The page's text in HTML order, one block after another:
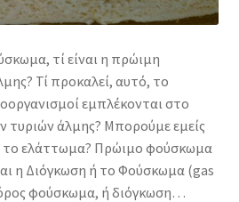
τί είναι η πρώιμη
Τί προκαλεί, αυτό, το
εμπλέκονται στο
άλμης? Μπορούμε εμείς
ελάττωμα? Πρώιμο φούσκωμα
η Διόγκωση ή το Φούσκωμα (gas
φούσκωμα, ή διόγκωση…